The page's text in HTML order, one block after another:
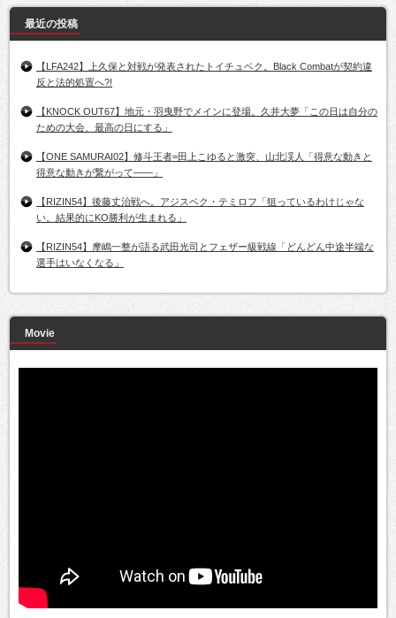
最近の投稿
【LFA242】上久保と対戦が発表されたトイチュベク。Black Combatが契約違
反と法的処置へ?!
【KNOCK OUT67】地元・羽曳野でメインに登場。久井大夢「この日は自分の
ための大会、最高の日にする」
【ONE SAMURAI02】修斗王者=田上こゆると激突、山北渓人「得意な動きと
得意な動きが繋がって――」
【RIZIN54】後藤丈治戦へ。アジスベク・テミロフ「狙っているわけじゃな
い。結果的にKO勝利が生まれる」
【RIZIN54】摩嶋一整が語る武田光司とフェザー級戦線「どんどん中途半端な
選手はいなくなる」
Movie